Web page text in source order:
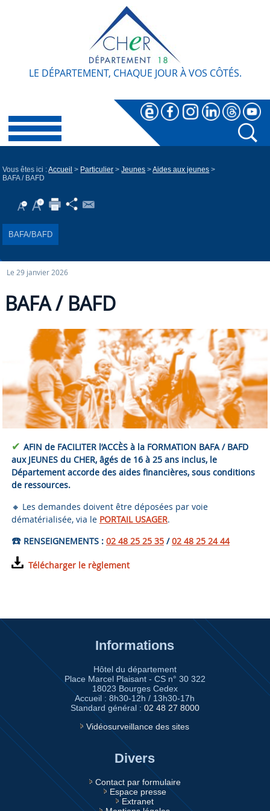
LE DÉPARTEMENT, CHAQUE JOUR À VOS CÔTÉS.
Vous êtes ici :Accueil > Particulier >Jeunes >Aides aux jeunes >
BAFA / BAFD
BAFA/BAFD
Le 29 janvier 2026
BAFA / BAFD
✔ AFIN de FACILITER l’ACCÈS à la FORMATION BAFA / BAFD
aux JEUNES du CHER, âgés de 16 à 25 ans inclus, le
Département accorde des aides financières, sous conditions
de ressources.
🔸 Les demandes doivent être déposées par voie
dématérialisée, via le PORTAIL USAGER.
☎️ RENSEIGNEMENTS : 02 48 25 25 35/02 48 25 24 44
Télécharger le règlement
Informations
Hôtel du département
Place Marcel Plaisant - CS n° 30 322
18023 Bourges Cedex
Accueil : 8h30-12h / 13h30-17h
Standard général : 02 48 27 8000
Vidéosurveillance des sites
Divers
Contact par formulaire
Espace presse
Extranet